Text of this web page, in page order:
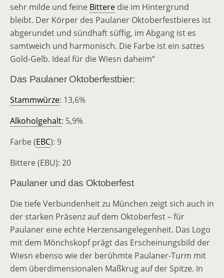
sehr milde und feine Bittere die im Hintergrund
bleibt. Der Körper des Paulaner Oktoberfestbieres ist
abgerundet und sündhaft süffig, im Abgang ist es
samtweich und harmonisch. Die Farbe ist ein sattes
Gold-Gelb. Ideal für die Wiesn daheim“
Das Paulaner Oktoberfestbier:
Stammwürze: 13,6%
Alkoholgehalt: 5,9%
Farbe (EBC): 9
Bittere (EBU): 20
Paulaner und das Oktoberfest
Die tiefe Verbundenheit zu München zeigt sich auch in
der starken Präsenz auf dem Oktoberfest – für
Paulaner eine echte Herzensangelegenheit. Das Logo
mit dem Mönchskopf prägt das Erscheinungsbild der
Wiesn ebenso wie der berühmte Paulaner-Turm mit
dem überdimensionalen Maßkrug auf der Spitze. In